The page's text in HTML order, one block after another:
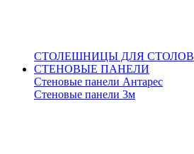
СТОЛЕШНИЦЫ ДЛЯ СТОЛОВ
СТЕНОВЫЕ ПАНЕЛИ
Стеновые панели Антарес
Стеновые панели 3м